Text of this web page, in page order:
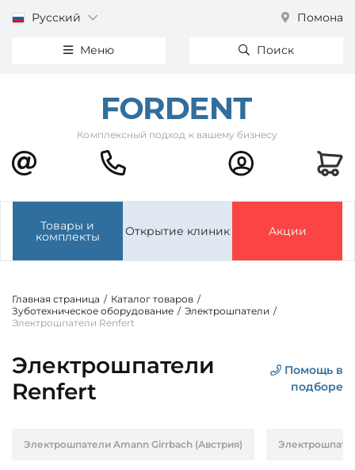
Русский Помона
Меню Поиск
Комплексный подход к вашему бизнесу
Товары и
комплекты Открытие клиник Акции
Главная страница / Каталог товаров /
Зуботехническое оборудование / Электрошпатели /
Электрошпатели Renfert
Электрошпатели
Renfert
Помощь в
подборе
Электрошпатели Amann Girrbach (Австрия)